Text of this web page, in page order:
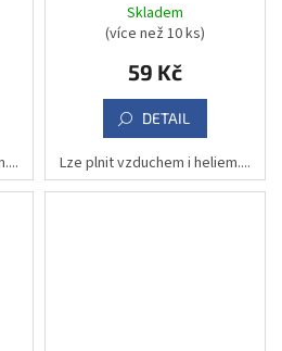
Skladem
(více než 10 ks)
59 Kč
DETAIL
Lze plnit vzduchem i heliem....